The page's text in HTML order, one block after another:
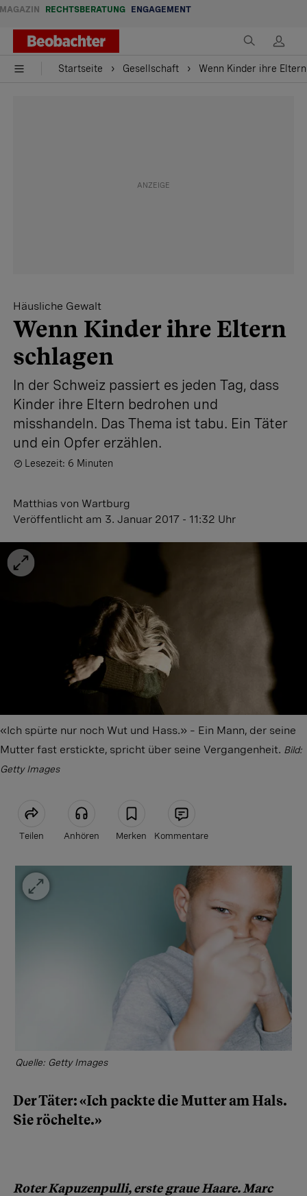
MAGAZIN RECHTSBERATUNG ENGAGEMENT
Startseite Gesellschaft Wenn Kinder ihre
Häusliche Gewalt
Wenn Kinder ihre Eltern
schlagen
In der Schweiz passiert es jeden Tag, dass
Kinder ihre Eltern bedrohen und
misshandeln. Das Thema ist tabu. Ein Täter
und ein Opfer erzählen.
Lesezeit: 6 Minuten
Matthias von Wartburg
Veröffentlicht am 3. Januar 2017 - 11:32 Uhr
«Ich spürte nur noch Wut und Hass.» – Ein Mann, der seine
Mutter fast erstickte, spricht über seine Vergangenheit. Bild:
Getty Images
Teilen Anhören Merken Kommentare
Quelle: Getty Images
Der Täter: «Ich packte die Mutter am Hals.
Sie röchelte.»
Roter Kapuzenpulli, erste graue Haare. Marc